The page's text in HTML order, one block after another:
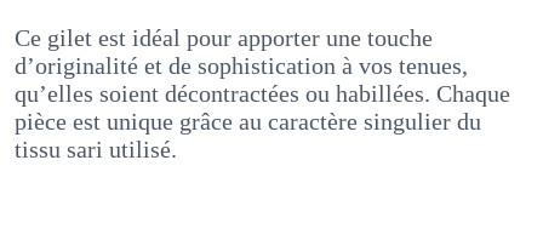
Ce gilet est idéal pour apporter une touche
d’originalité et de sophistication à vos tenues,
qu’elles soient décontractées ou habillées. Chaque
pièce est unique grâce au caractère singulier du
tissu sari utilisé.